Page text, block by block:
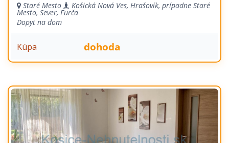
Staré Mesto Košická Nová Ves, Hrašovík, prípadne Staré
Mesto, Sever, Furča
Dopyt na dom
Kúpa dohoda